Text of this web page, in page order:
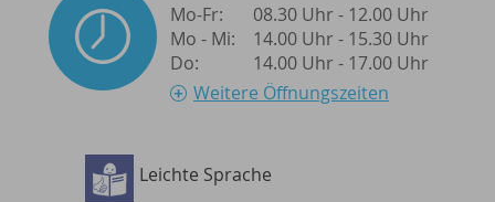
Mo-Fr:
Mo - Mi:
Do:
08.30 Uhr - 12.00 Uhr
14.00 Uhr - 15.30 Uhr
14.00 Uhr - 17.00 Uhr
Weitere Öffnungszeiten
Leichte Sprache